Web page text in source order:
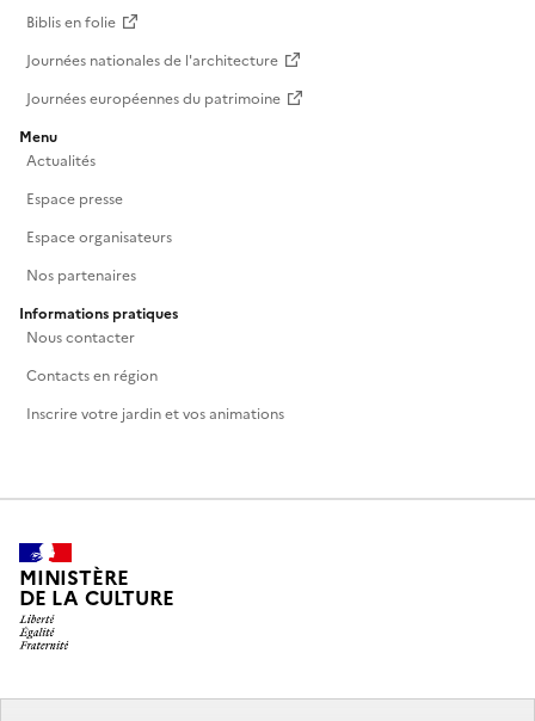
Biblis en folie
Journées nationales de l'architecture
Journées européennes du patrimoine
Menu
Actualités
Espace presse
Espace organisateurs
Nos partenaires
Informations pratiques
Nous contacter
Contacts en région
Inscrire votre jardin et vos animations
MINISTÈRE
DE LA CULTURE